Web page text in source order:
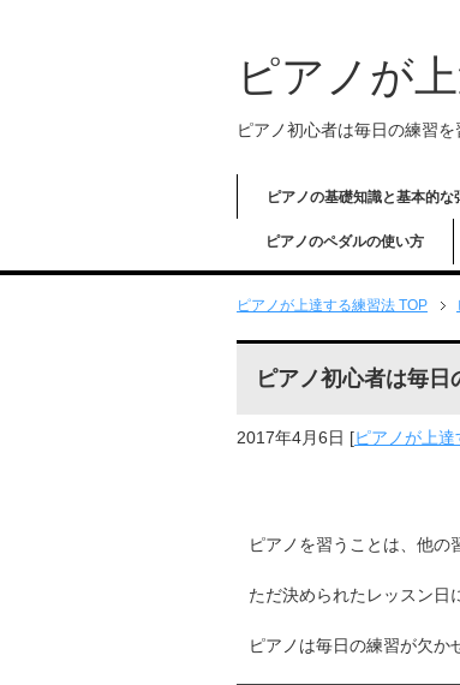
ピアノが
ピアノ初心者は毎日の練習を
ピアノの基礎知識と基本的な
ピアノのペダルの使い方
ピアノが上達する練習法 TOP
ピアノ初心者は毎
2017年4月6日 [ピアノが上
ピアノを習うことは、他の
ただ決められたレッスン日
ピアノは毎日の練習が欠か